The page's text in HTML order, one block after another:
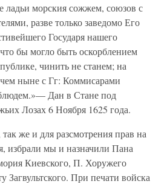
ладьи морския сожжем, союзов с
разве только заведомо Его
Государя нашего
бы могло быть оскорблением
чинить не станем; на
ныне с Гг: Коммисарами
Дан в Стане под
Лозах 6 Ноября 1625 года.
же и для разсмотрения прав на
избрали мы и назначили Пана
Киевского, П. Хоружего
Загвультского. При печати войска